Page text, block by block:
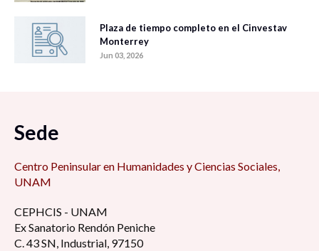
Plaza de tiempo completo en el Cinvestav
Monterrey
Jun 03, 2026
Sede
Centro Peninsular en Humanidades y Ciencias Sociales,
UNAM
CEPHCIS - UNAM
Ex Sanatorio Rendón Peniche
C. 43 SN, Industrial, 97150